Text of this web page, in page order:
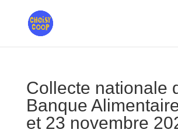
Collecte nationale
Banque
et 23 novembre